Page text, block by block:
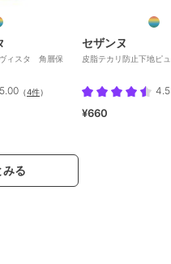
ィスタ 角層保
5.00 （4件）
セザンヌ
皮脂テカリ防止下地ピ
¥660
みる